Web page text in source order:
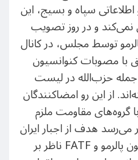
سپاه و بسیج، این
نمی‌کند و در روز تصویب
توسط مجلس، در کانال
با مصوبات کنوانسیون
جمله حزب‌الله در لیست
از این رو امضاکنندگان
گروه‌های مقاومت ملزم
می‌رسد هدف از اجبار ایران
به پذیرش قراردادهایی همچون پالرمو و FATF ناظر بر